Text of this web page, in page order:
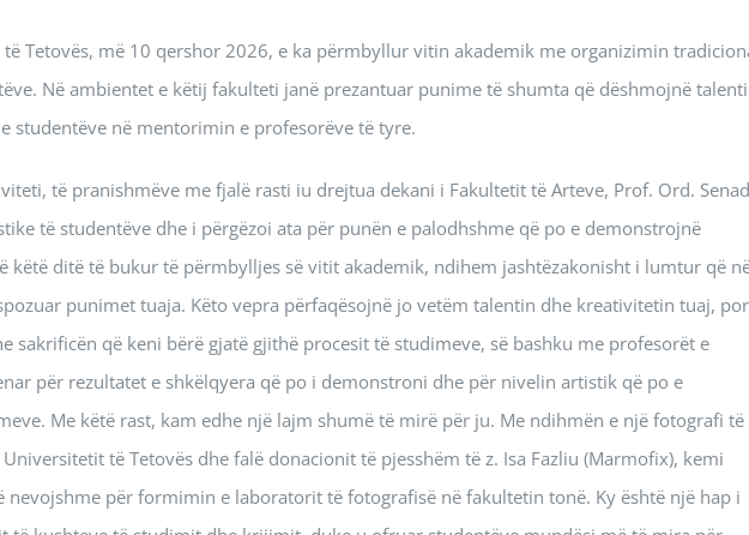
Tetovës, më 10 qershor 2026, e ka përmbyllur vitin akademik me organizimin
Në ambientet e këtij fakulteti janë prezantuar punime të shumta që dëshmojnë
studentëve në mentorimin e profesorëve të tyre.
të pranishmëve me fjalë rasti iu drejtua dekani i Fakultetit të Arteve, Prof. Ord. Senad
të studentëve dhe i përgëzoi ata për punën e palodhshme që po e demonstrojnë
këtë ditë të bukur të përmbylljes së vitit akademik, ndihem jashtëzakonisht i lumtur që
punimet tuaja. Këto vepra përfaqësojnë jo vetëm talentin dhe kreativitetin tuaj, por
sakrificën që keni bërë gjatë gjithë procesit të studimeve, së bashku me profesorët e
për rezultatet e shkëlqyera që po i demonstroni dhe për nivelin artistik që po e
Me këtë rast, kam edhe një lajm shumë të mirë për ju. Me ndihmën e një fotografi të
të Tetovës dhe falë donacionit të pjesshëm të z. Isa Fazliu (Marmofix), kemi
nevojshme për formimin e laboratorit të fotografisë në fakultetin tonë. Ky është një hap i